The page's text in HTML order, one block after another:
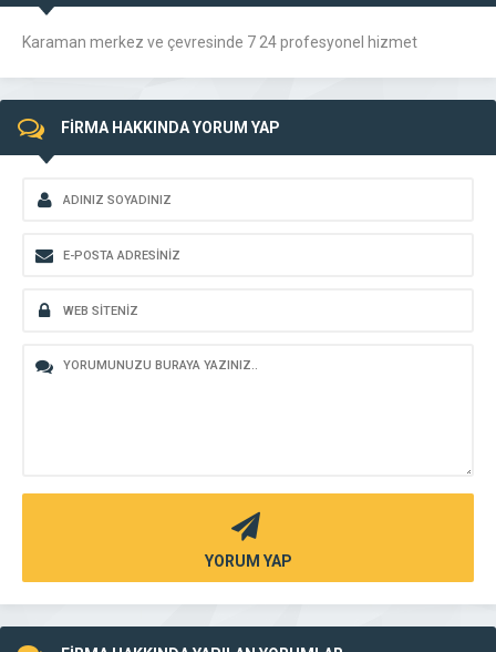
Karaman merkez ve çevresinde 7 24 profesyonel hizmet
FİRMA HAKKINDA YORUM YAP
YORUM YAP